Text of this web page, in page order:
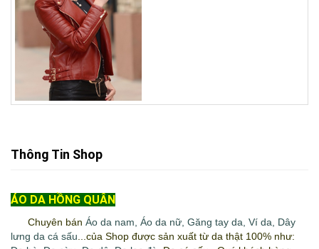
Thông Tin Shop
ÁO DA HỒNG QUÂN
Chuyên bán Áo da nam, Áo da nữ, Găng tay da, Ví da, Dây
lưng da cá sấu...của Shop được sản xuất từ da thật 100% như: